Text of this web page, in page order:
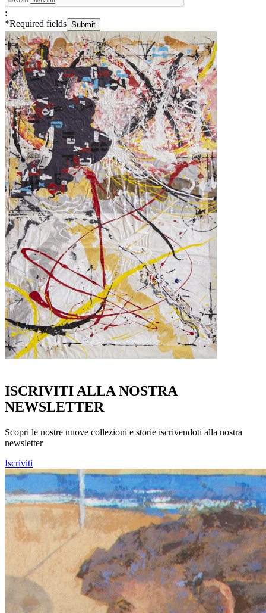
:
*Required fields
ISCRIVITI ALLA NOSTRA
NEWSLETTER
Scopri le nostre nuove collezioni e storie iscrivendoti alla nostra
newsletter
Iscriviti